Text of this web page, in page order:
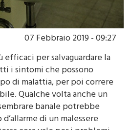
07 Febbraio 2019 - 09:27
per salvaguardare la
i sintomi che possono
di malattia, per poi correre
Qualche volta anche un
banale potrebbe
di un malessere